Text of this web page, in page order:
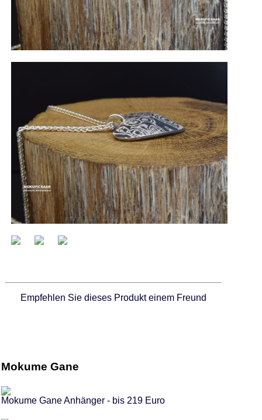
Empfehlen Sie dieses Produkt einem Freund
Mokume Gane
Mokume Gane Anhänger - bis 219 Euro